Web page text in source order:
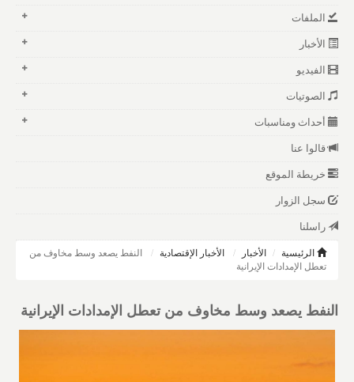
الملفات
الأخبار
الفيديو
الصوتيات
أحداث ومناسبات
قالوا عنا
خريطة الموقع
سجل الزوار
راسلنا
الرئيسية الأخبار الأخبار الإقتصادية
النفط يصعد وسط مخاوف من
تعطل الإمدادات الإيرانية
النفط يصعد وسط مخاوف من تعطل الإمدادات الإيرانية